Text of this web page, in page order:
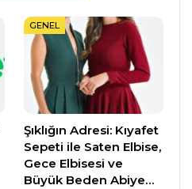
GENEL
Şıklığın Adresi: Kıyafet
Sepeti ile Saten Elbise,
Gece Elbisesi ve
Büyük Beden Abiye…